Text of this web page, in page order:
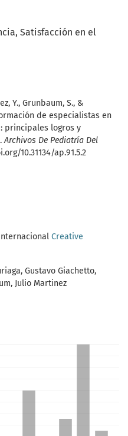
Satisfacción en el
Y., Grunbaum, S., &
de especialistas en
principales logros y
Archivos De Pediatría Del
10.31134/ap.91.5.2
Creative
Gustavo Giachetto,
Julio Martinez